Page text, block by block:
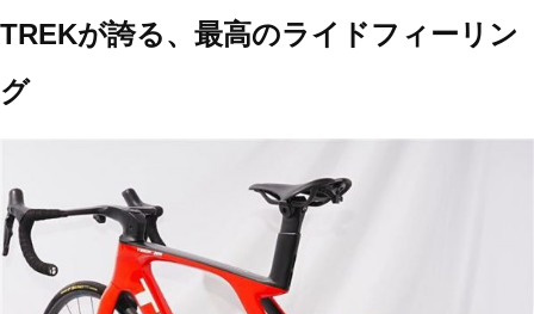
TREKが誇る、最高のライドフィーリン
グ